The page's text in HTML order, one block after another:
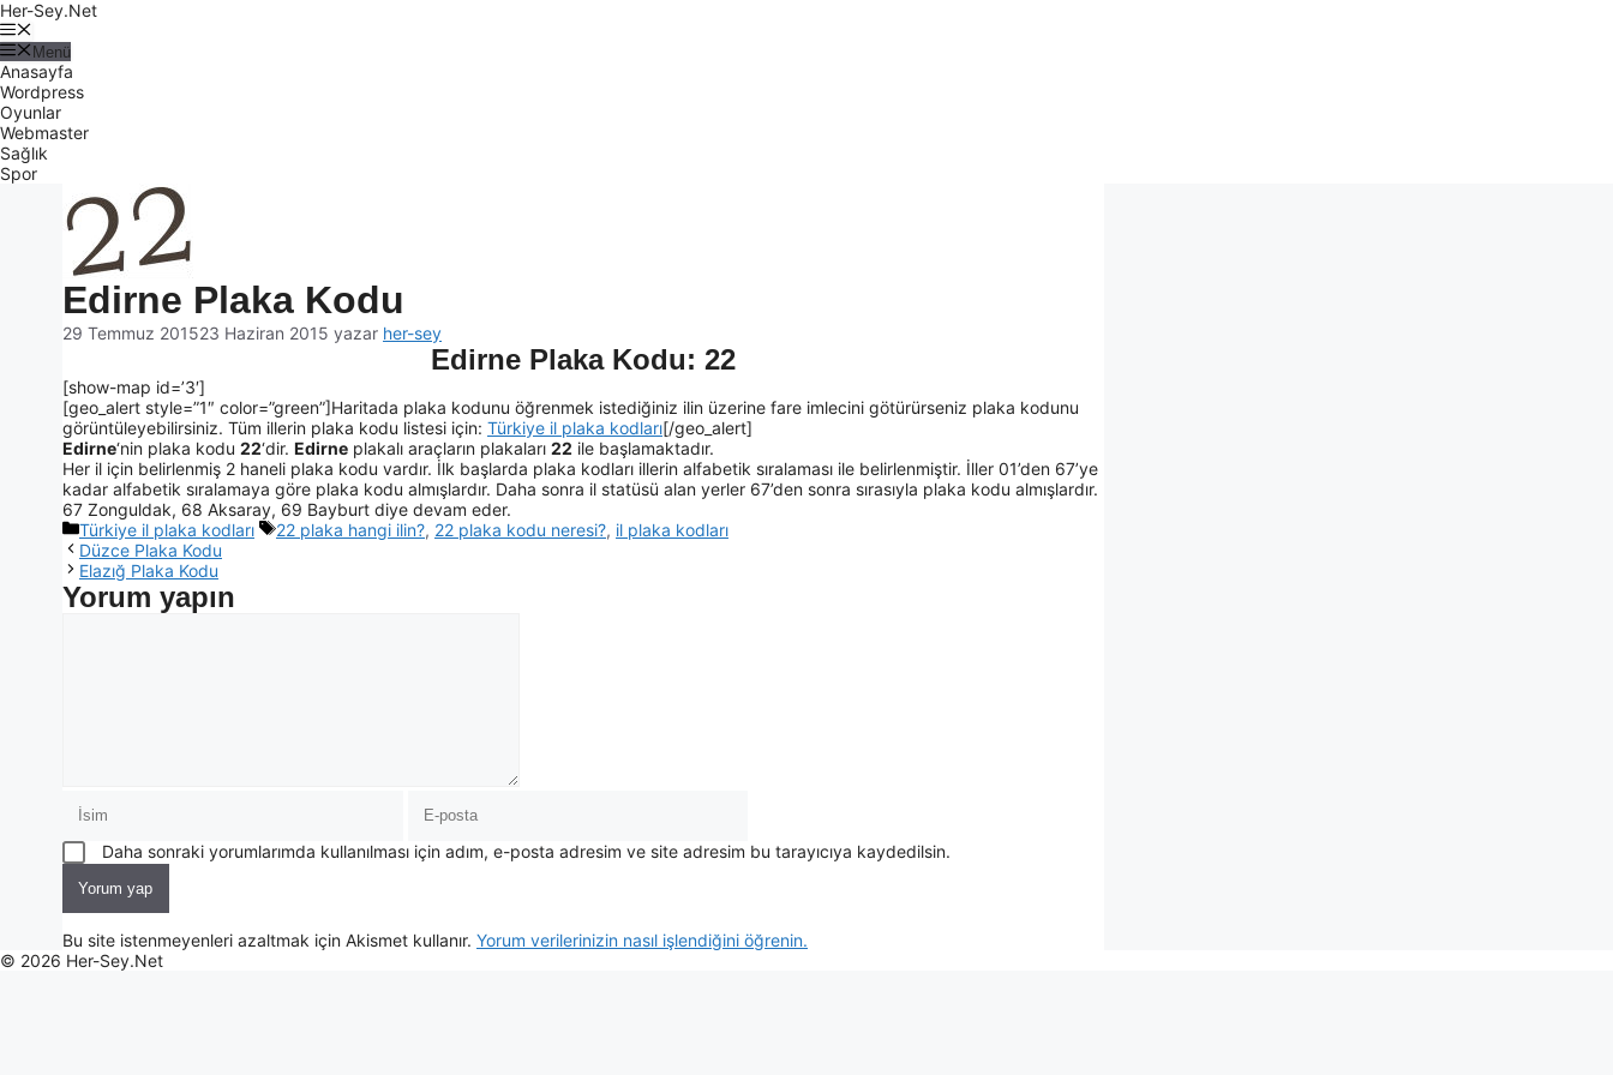
Her-Sey.Net
Menü
Anasayfa
Wordpress
Oyunlar
Webmaster
Sağlık
Spor
Edirne Plaka Kodu
29 Temmuz 201523 Haziran 2015 yazar her-sey
Edirne Plaka Kodu: 22
[show-map id=’3′]
[geo_alert style=”1″ color=”green”]Haritada plaka kodunu öğrenmek istediğiniz ilin üzerine fare imlecini götürürseniz plaka kodunu
görüntüleyebilirsiniz. Tüm illerin plaka kodu listesi için: Türkiye il plaka kodları[/geo_alert]
Edirne‘nin plaka kodu 22‘dir. Edirne plakalı araçların plakaları 22 ile başlamaktadır.
Her il için belirlenmiş 2 haneli plaka kodu vardır. İlk başlarda plaka kodları illerin alfabetik sıralaması ile belirlenmiştir. İller 01’den 67’ye
kadar alfabetik sıralamaya göre plaka kodu almışlardır. Daha sonra il statüsü alan yerler 67’den sonra sırasıyla plaka kodu almışlardır.
67 Zonguldak, 68 Aksaray, 69 Bayburt diye devam eder.
Türkiye il plaka kodları
22 plaka hangi ilin?, 22 plaka kodu neresi?, il plaka kodları
Düzce Plaka Kodu
Elazığ Plaka Kodu
Yorum yapın
Daha sonraki yorumlarımda kullanılması için adım, e-posta adresim ve site adresim bu tarayıcıya kaydedilsin.
Bu site istenmeyenleri azaltmak için Akismet kullanır. Yorum verilerinizin nasıl işlendiğini öğrenin.
© 2026 Her-Sey.Net